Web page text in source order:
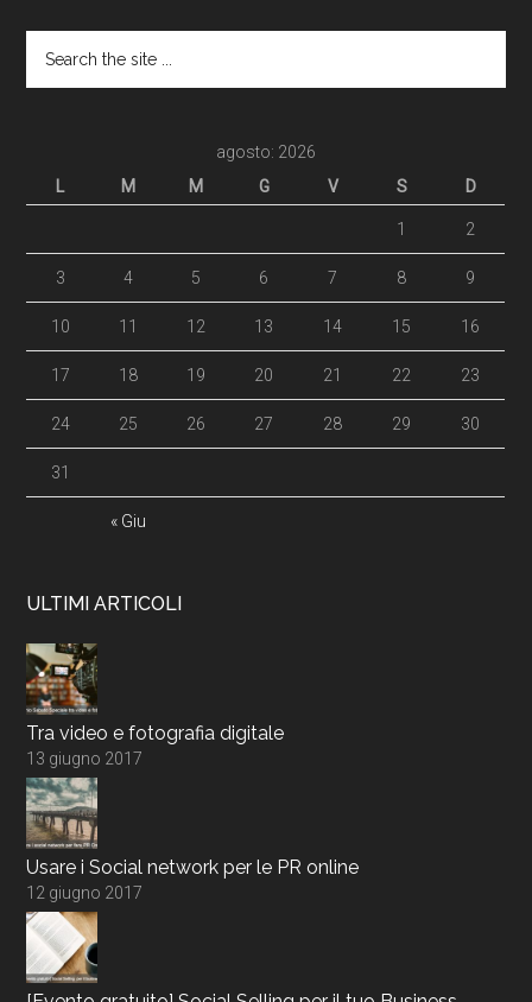
agosto: 2026
L
M M G V S D
« Giu
1 2
3 4 5 6 7 8 9
10 11 12 13 14 15 16
17 18 19 20 21 22 23
24 25 26 27 28 29 30
31
ULTIMI ARTICOLI
Tra video e fotografia digitale
13 giugno 2017
Usare i Social network per le PR online
12 giugno 2017